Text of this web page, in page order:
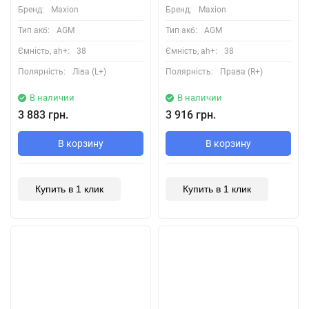
Бренд: Maxion
Тип акб: AGM
Ємність, ah+: 38
Полярність: Ліва (L+)
В наличии
3 883 грн.
В корзину
Купить в 1 клик
Бренд: Maxion
Тип акб: AGM
Ємність, ah+: 38
Полярність: Права (R+)
В наличии
3 916 грн.
В корзину
Купить в 1 клик